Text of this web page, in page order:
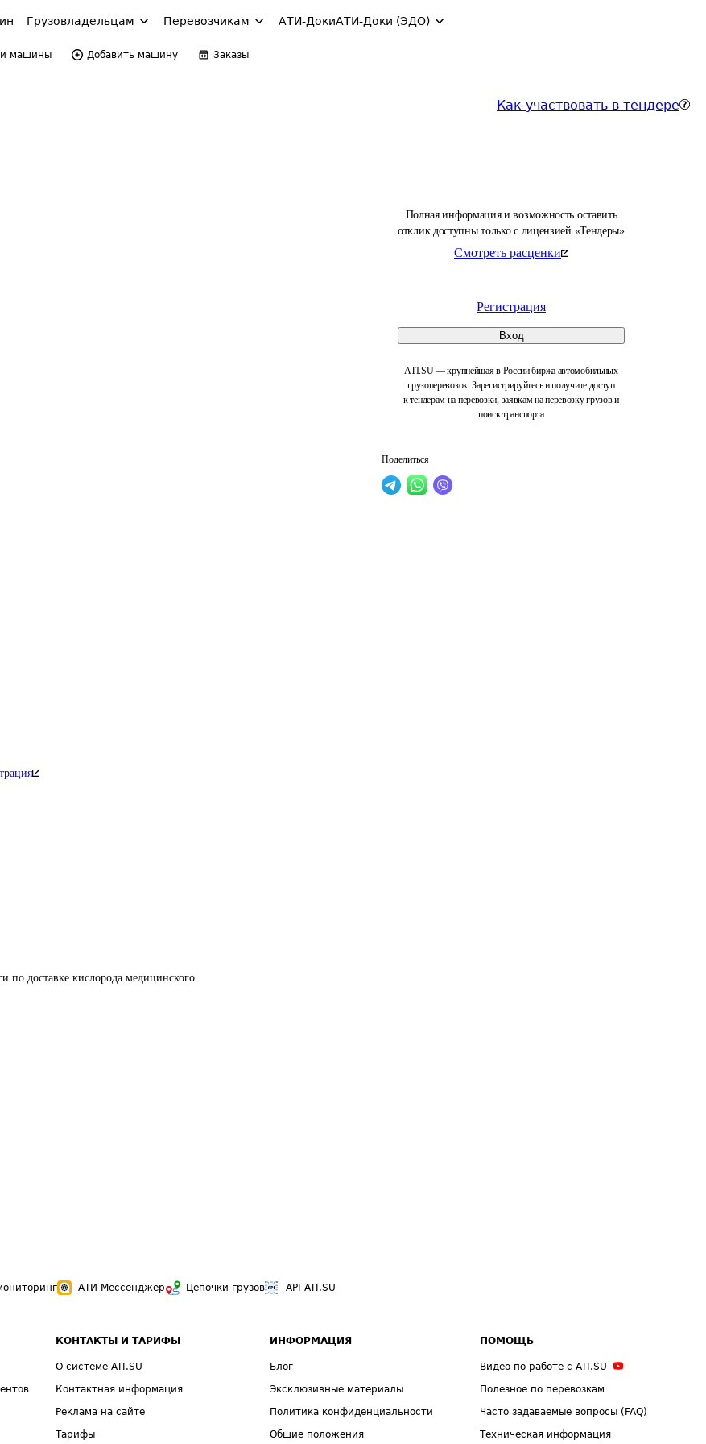
Грузовладельцам Перевозчикам АТИ-ДокиАТИ-Доки (ЭДО)
машины Добавить машину Заказы
Как участвовать в тендере
Полная информация и возможность оставить
отклик доступны только с лицензией «Тендеры»
Смотреть расценки
Регистрация
Вход
ATI.SU — крупнейшая в России биржа автомобильных
грузоперевозок. Зарегистрируйтесь и получите доступ
к тендерам на перевозки, заявкам на перевозку грузов и
поиск транспорта
Поделиться
по доставке кислорода медицинского
АТИ Мессенджер Цепочки грузов API ATI.SU
КОНТАКТЫ И ТАРИФЫ
О системе ATI.SU
Контактная информация
Реклама на сайте
Тарифы
ИНФОРМАЦИЯ
Блог
Эксклюзивные материалы
Политика конфиденциальности
Общие положения
ПОМОЩЬ
Видео по работе с ATI.SU
Полезное по перевозкам
Часто задаваемые вопросы (FAQ)
Техническая информация